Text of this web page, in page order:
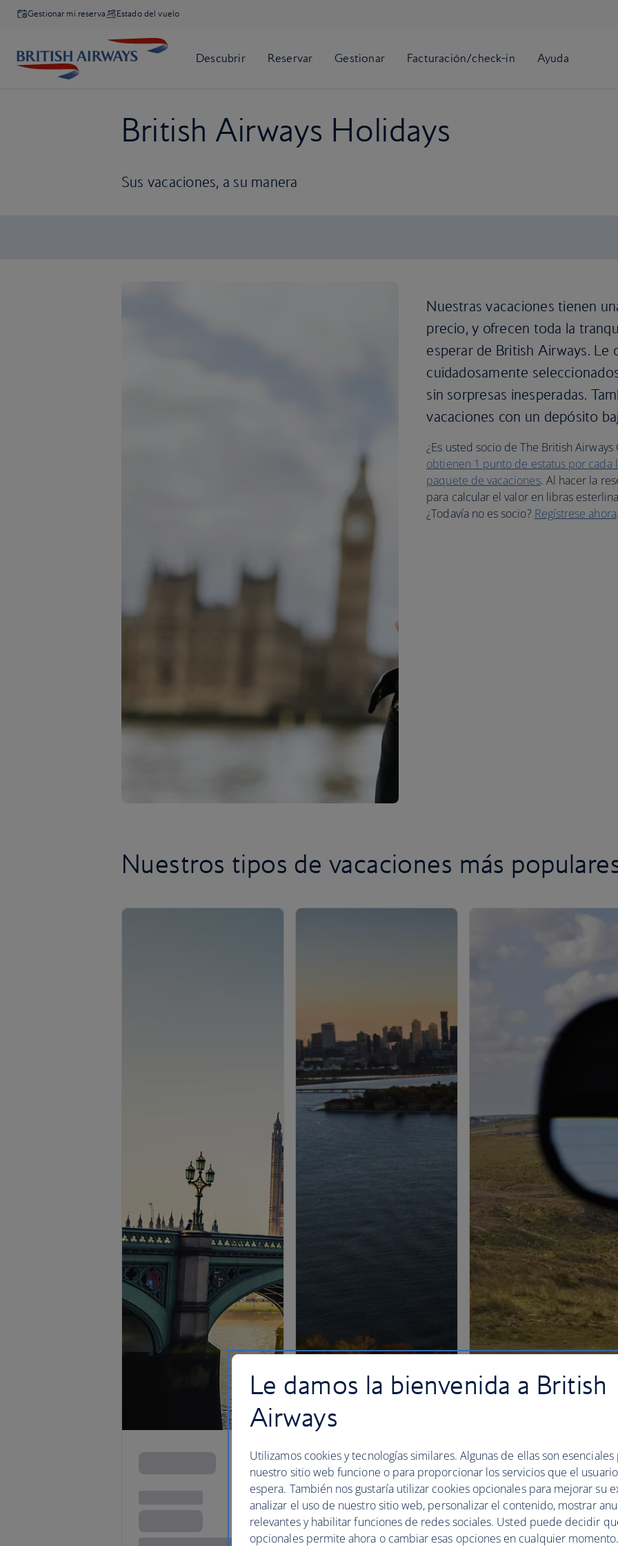
Gestionar mi reserva Estado del vuelo
British Airways Holidays
Sus vacaciones, a su manera
Nuestras vacaciones tienen
precio, y ofrecen toda la
esperar de British Airways. Le
cuidadosamente
sin sorpresas inesperadas.
vacaciones con un depósito
¿Es usted socio de The British
obtienen 1 punto de estatus por cada
paquete de vacaciones. Al hacer la
para calcular el valor en libras
¿Todavía no es socio? Regístrese ahora
Nuestros tipos de vacaciones más
Le damos la bienvenida a British
Airways
Utilizamos cookies y tecnologías similares. Algunas de ellas son
nuestro sitio web funcione o para proporcionar los servicios que el
espera. También nos gustaría utilizar cookies opcionales para mejorar su
analizar el uso de nuestro sitio web, personalizar el contenido, mostrar
relevantes y habilitar funciones de redes sociales. Usted puede decidir
opcionales permite ahora o cambiar esas opciones en cualquier